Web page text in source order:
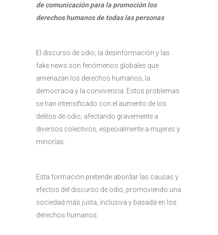
de comunicación para la promoción los
derechos humanos de todas las personas
El discurso de odio, la desinformación y las
fake news son fenómenos globales que
amenazan los derechos humanos, la
democracia y la convivencia. Estos problemas
se han intensificado con el aumento de los
delitos de odio, afectando gravemente a
diversos colectivos, especialmente a mujeres y
minorías.
Esta formación pretende abordar las causas y
efectos del discurso de odio, promoviendo una
sociedad más justa, inclusiva y basada en los
derechos humanos.